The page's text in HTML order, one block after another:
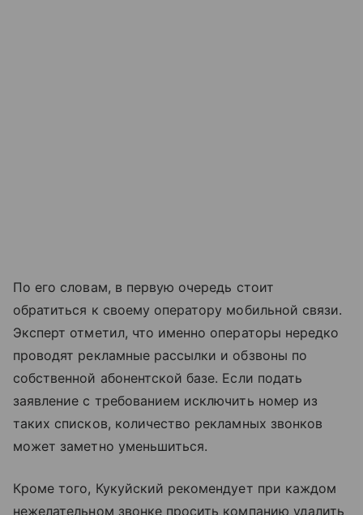
По его словам, в первую очередь стоит
обратиться к своему оператору мобильной связи.
Эксперт отметил, что именно операторы нередко
проводят рекламные рассылки и обзвоны по
собственной абонентской базе. Если подать
заявление с требованием исключить номер из
таких списков, количество рекламных звонков
может заметно уменьшиться.
Кроме того, Кукуйский рекомендует при каждом
нежелательном звонке просить компанию удалить